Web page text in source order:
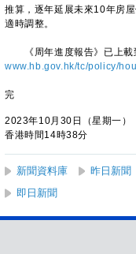
推算，逐年延展未來10年房
適時調整。
《周年進度報告》已上載
www.hb.gov.hk/tc/policy/
完
2023年10月30日（星期一）
香港時間14時38分
新聞資料庫 昨日新聞
即日新聞